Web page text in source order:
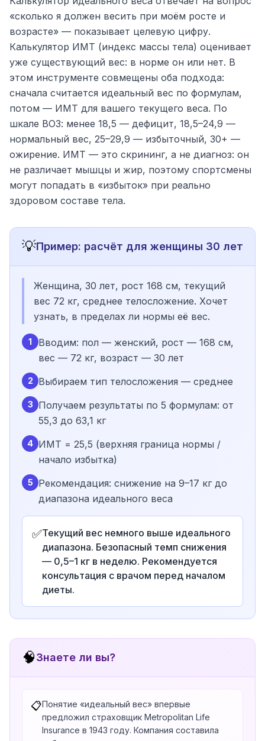
«сколько я должен весить при моём росте и
возрасте» — показывает целевую цифру.
Калькулятор ИМТ (индекс массы тела) оценивает
уже существующий вес: в норме он или нет. В
этом инструменте совмещены оба подхода:
сначала считается идеальный вес по формулам,
потом — ИМТ для вашего текущего веса. По
шкале ВОЗ: менее 18,5 — дефицит, 18,5–24,9 —
нормальный вес, 25–29,9 — избыточный, 30+ —
ожирение. ИМТ — это скрининг, а не диагноз: он
не различает мышцы и жир, поэтому спортсмены
могут попадать в «избыток» при реально
здоровом составе тела.
💡Пример: расчёт для женщины 30 лет
Женщина, 30 лет, рост 168 см, текущий
вес 72 кг, среднее телосложение. Хочет
узнать, в пределах ли нормы её вес.
1
Вводим: пол — женский, рост — 168 см,
вес — 72 кг, возраст — 30 лет
2 Выбираем тип телосложения — среднее
3
Получаем результаты по 5 формулам: от
55,3 до 63,1 кг
4 ИМТ = 25,5 (верхняя граница нормы /
начало избытка)
5
Рекомендация: снижение на 9–17 кг до
диапазона идеального веса
✅Текущий вес немного выше идеального
диапазона. Безопасный темп снижения
— 0,5–1 кг в неделю. Рекомендуется
консультация с врачом перед началом
диеты.
🧠Знаете ли вы?
📋Понятие «идеальный вес» впервые
предложил страховщик Metropolitan Life
Insurance в 1943 году. Компания составила